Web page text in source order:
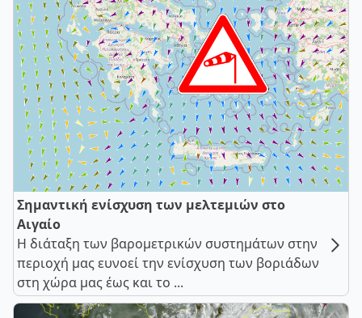
Σημαντική ενίσχυση των μελτεμιών στο
Αιγαίο
Η διάταξη των βαρομετρικών συστημάτων στην
περιοχή μας ευνοεί την ενίσχυση των βοριάδων
στη χώρα μας έως και το ...